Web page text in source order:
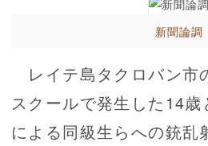
新聞論調
レイテ島タクロバン市
スクールで発生した14歳
による同級生らへの銃乱